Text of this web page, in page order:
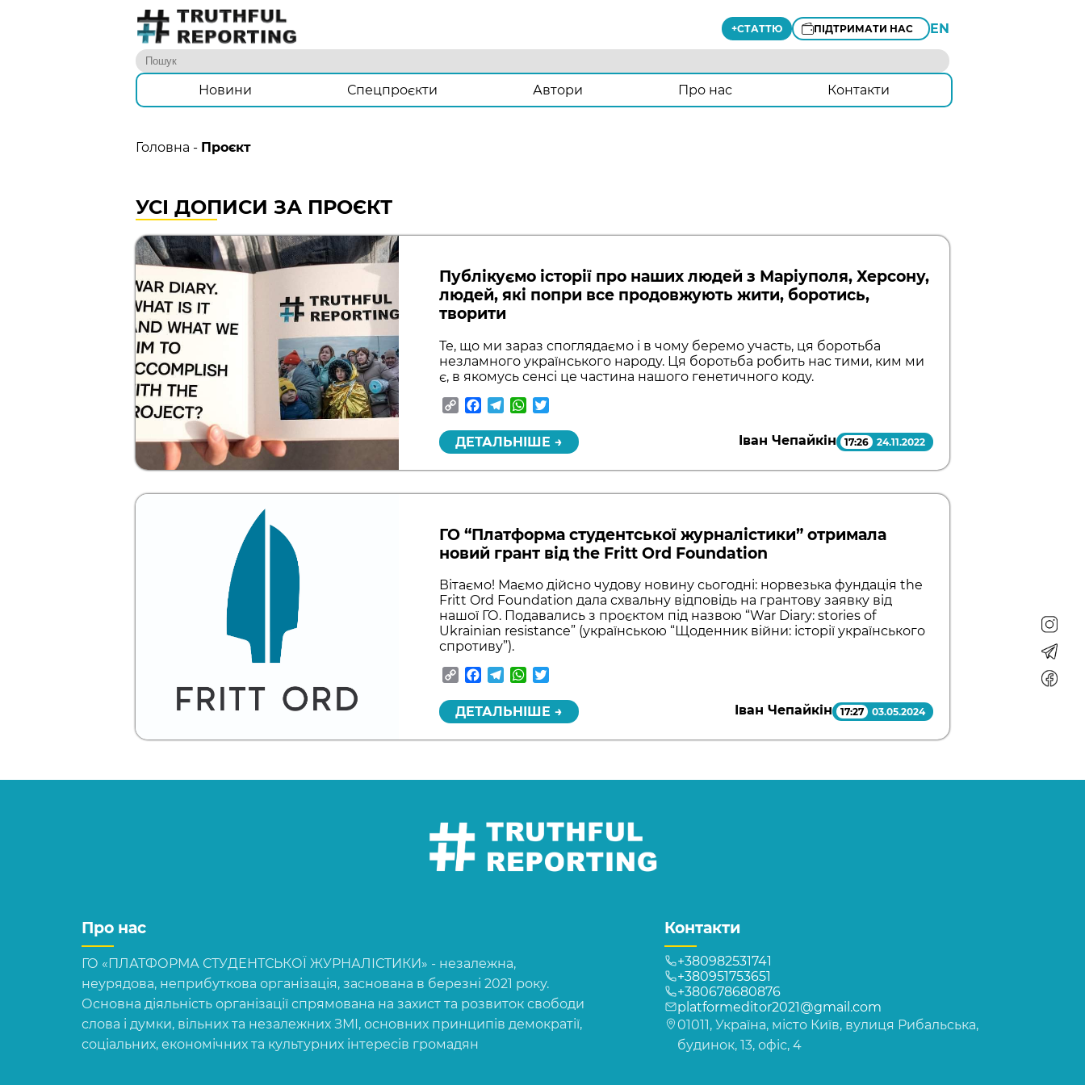
+СТАТТЮ ПІДТРИМАТИ НАС EN
Новини Спецпроєкти Автори Про нас Контакти
Головна - Проєкт
УСІ ДОПИСИ ЗА ПРОЄКТ
Публікуємо історії про наших людей з Маріуполя, Херсону,
людей, які попри все продовжують жити, боротись,
творити
Те, що ми зараз споглядаємо і в чому беремо участь, ця боротьба
незламного українського народу. Ця боротьба робить нас тими, ким ми
є, в якомусь сенсі це частина нашого генетичного коду.
CopyFacebook
TelegramWhatsApp
ДЕТАЛЬНІШЕ → Іван Чепайкін 17:26 24.11.2022
ГО “Платформа студентської журналістики” отримала
новий грант від the Fritt Ord Foundation
Вітаємо! Маємо дійсно чудову новину сьогодні: норвезька фундація the
Fritt Ord Foundation дала схвальну відповідь на грантову заявку від
нашої ГО. Подавались з проєктом під назвою “War Diary: stories of
Ukrainian resistance” (українською “Щоденник війни: історії українського
спротиву”).
CopyFacebook
TelegramWhatsApp
ДЕТАЛЬНІШЕ → Іван Чепайкін 17:27 03.05.2024
Про нас
ГО «ПЛАТФОРМА СТУДЕНТСЬКОЇ ЖУРНАЛІСТИКИ» - незалежна,
неурядова, неприбуткова організація, заснована в березні 2021 року.
Основна діяльність організації спрямована на захист та розвиток свободи
слова і думки, вільних та незалежних ЗМІ, основних принципів демократії,
соціальних, економічних та культурних інтересів громадян
Контакти
+380982531741
+380951753651
+380678680876
platformeditor2021@gmail.com
01011, Україна, місто Київ, вулиця Рибальська,
будинок, 13, офіс, 4